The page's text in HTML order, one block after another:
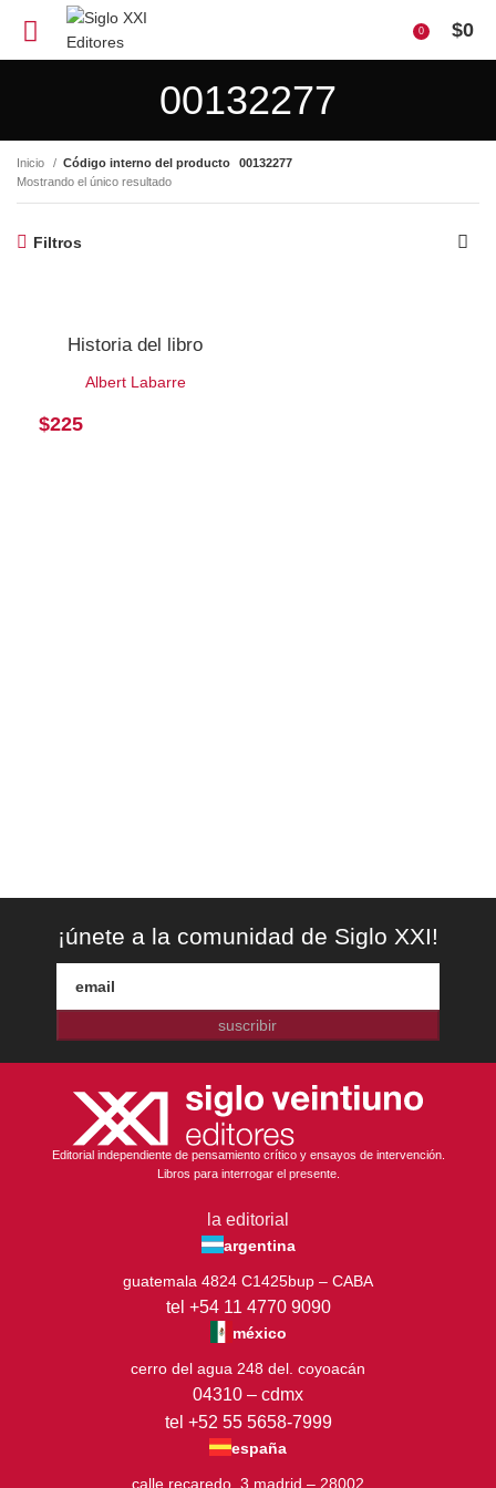
0 $0
00132277
Inicio Código interno del producto
00132277
Mostrando el único resultado
Filtros
Historia del libro
Albert Labarre
$225
¡únete a la comunidad de Siglo XXI!
suscribir
Editorial independiente de pensamiento crítico y ensayos de intervención.
Libros para interrogar el presente.
la editorial
argentina
guatemala 4824 C1425bup – CABA
tel +54 11 4770 9090
méxico
cerro del agua 248 del. coyoacán
04310 – cdmx
tel +52 55 5658-7999
españa
calle recaredo, 3 madrid – 28002